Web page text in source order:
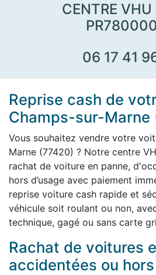
CENTRE VHU
06 17 41
Reprise cash de
Champs-sur-Marne
Vous souhaitez vendre votre
Marne (77420) ? Notre centre
rachat de voiture en panne,
hors d’usage avec paiement
reprise voiture cash rapide et
véhicule soit roulant ou non,
technique, gagé ou sans carte
Rachat de voitures
accidentées ou hors